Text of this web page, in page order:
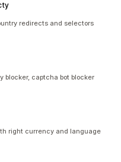
redirects and selectors
blocker, captcha bot blocker
right currency and language